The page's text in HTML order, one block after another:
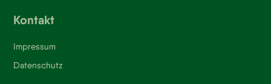
Kontakt
Impressum
Datenschutz